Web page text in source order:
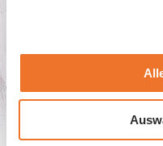
Beilagen von